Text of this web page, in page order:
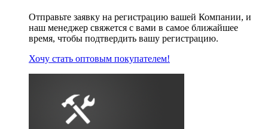
Отправьте заявку на регистрацию вашей Компании, и
наш менеджер свяжется с вами в самое ближайшее
время, чтобы подтвердить вашу регистрацию.
Хочу стать оптовым покупателем!